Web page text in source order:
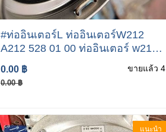
#ท่ออินเตอร์L ท่ออินเตอร์W212
A212 528 01 00 ท่ออินเตอร์ w212
0.00 ฿
0.00 ฿
ขายแล้ว 4
แนะนำ